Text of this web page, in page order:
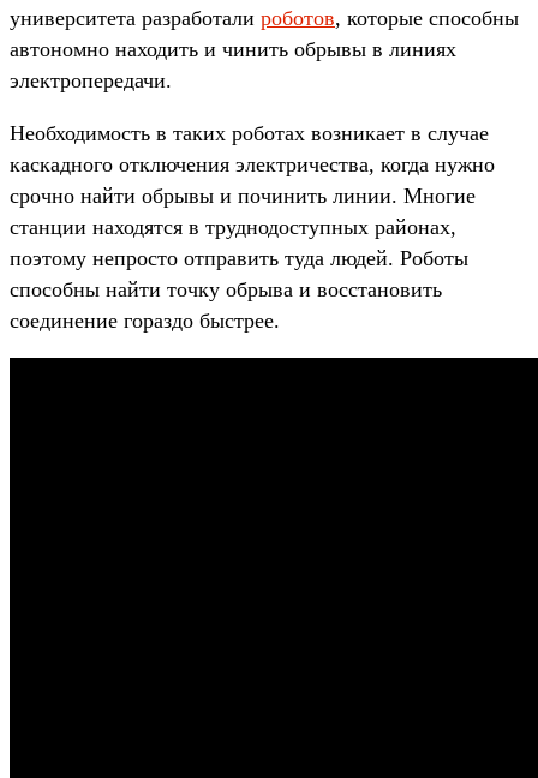
университета разработали роботов, которые способны
автономно находить и чинить обрывы в линиях
электропередачи.
Необходимость в таких роботах возникает в случае
каскадного отключения электричества, когда нужно
срочно найти обрывы и починить линии. Многие
станции находятся в труднодоступных районах,
поэтому непросто отправить туда людей. Роботы
способны найти точку обрыва и восстановить
соединение гораздо быстрее.